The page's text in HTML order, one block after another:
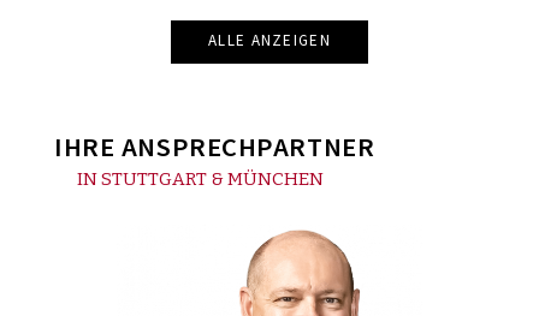
ALLE ANZEIGEN
IHRE ANSPRECHPARTNER
IN STUTTGART & MÜNCHEN